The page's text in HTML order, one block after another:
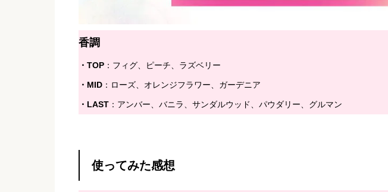
香調
・TOP ：フィグ、ピーチ、ラズベリー
・MID ：ローズ、オレンジフラワー、ガーデニア
・LAST ：アンバー、バニラ、サンダルウッド、パウダリー、グルマン
使ってみた感想